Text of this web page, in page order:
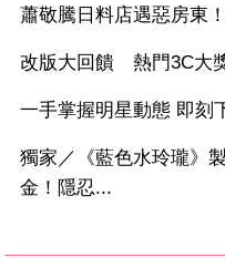
蕭敬騰日料店遇惡房東
改版大回饋 熱門3C大
一手掌握明星動態 即刻
獨家／《藍色水玲瓏》
金！隱忍...